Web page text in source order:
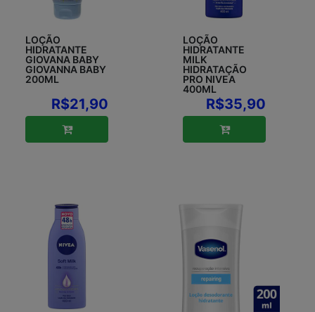
LOÇÃO
HIDRATANTE
GIOVANA BABY
GIOVANNA BABY
200ML
R$21,90
LOÇÃO
HIDRATANTE
MILK
HIDRATAÇÃO
PRO NIVEA
400ML
R$35,90